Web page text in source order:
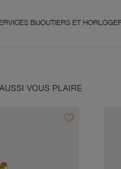
ET HORLOGERS
VOUS PLAIRE
favorite_borderAjouter à vos favoris